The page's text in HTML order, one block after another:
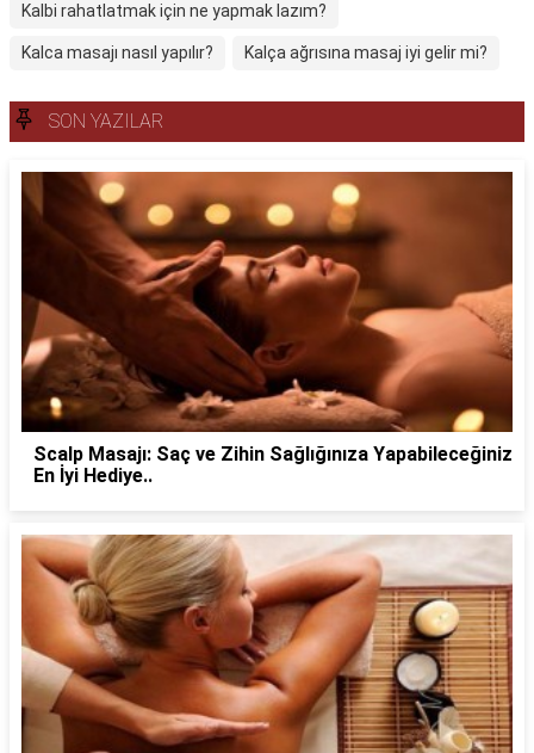
Kalbi rahatlatmak için ne yapmak lazım?
Kalca masajı nasıl yapılır? Kalça ağrısına masaj iyi gelir mi?
SON YAZILAR
Scalp Masajı: Saç ve Zihin Sağlığınıza Yapabileceğiniz
En İyi Hediye..